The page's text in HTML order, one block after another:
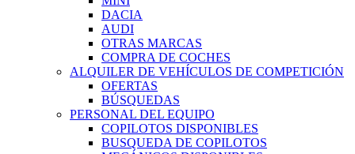
DACIA
AUDI
OTRAS MARCAS
COMPRA DE COCHES
ALQUILER DE VEHÍCULOS DE COMPETICIÓN
OFERTAS
BÚSQUEDAS
PERSONAL DEL EQUIPO
COPILOTOS DISPONIBLES
BUSQUEDA DE COPILOTOS